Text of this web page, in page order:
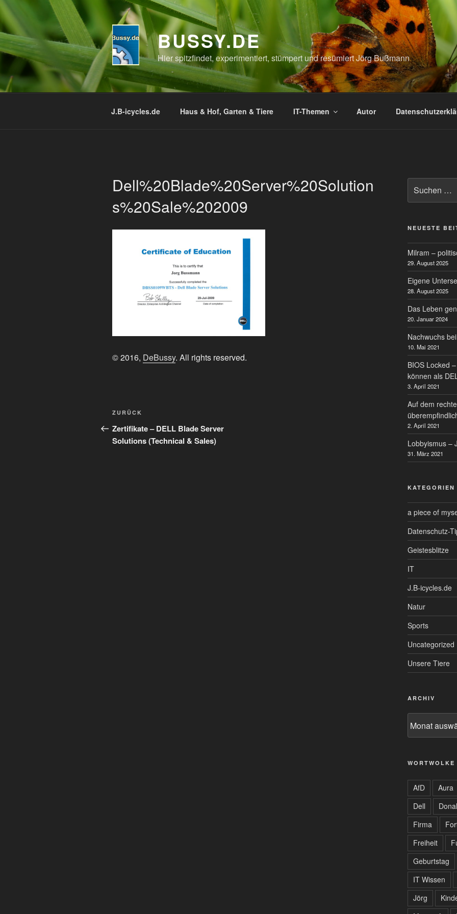
Zum
Inhalt
springen
BUSSY.DE
Hier spitzfindet, experimentiert, stümpert und resümiert Jörg Bußmann
J.B-icycles.de Haus & Hof, Garten & Tiere IT-Themen Autor
Dell%20Blade%20Server%20Solution
s%20Sale%202009
© 2016, DeBussy. All rights reserved.
Beitragsnavigation
Vorheriger
Beitrag
ZURÜCK
Zertifikate – DELL Blade Server
Solutions (Technical & Sales)
nach:
NEUESTE
Milram –
29. August 2025
Eigene
28. August 2025
Das Leben
20. Januar 2024
Nachwuchs
10. Mai 2021
BIOS Locked
können als
3. April 2021
Auf dem
2. April 2021
Lobbyismus –
31. März 2021
KATEGORIEN
a piece of
Datenschutz-
Geistesblitze
IT
J.B-icycles.de
Natur
Sports
Uncategorized
Unsere Tiere
ARCHIV
WORTWOLKE
AfD Aura
Dell
Firma
Freiheit
Geburtstag
IT Wissen
Jörg